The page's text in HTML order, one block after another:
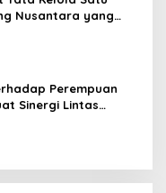
Nusantara yang
Perempuan
Sinergi Lintas